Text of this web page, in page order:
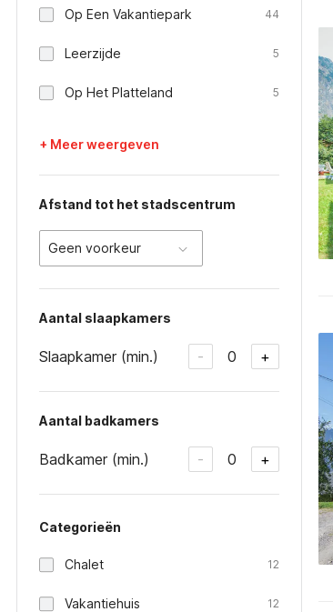
Op Een Vakantiepark 44
Leerzijde 5
Op Het Platteland 5
+ Meer weergeven
Afstand tot het stadscentrum
Geen voorkeur
Aantal slaapkamers
Slaapkamer (min.) - 0 +
Aantal badkamers
Badkamer (min.) - 0 +
Categorieën
Chalet 12
Vakantiehuis 12